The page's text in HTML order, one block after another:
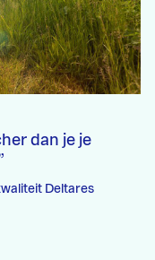
dan je je
Deltares